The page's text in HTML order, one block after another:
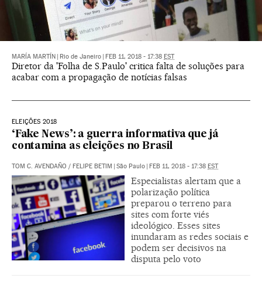
MARÍA MARTÍN Rio de Janeiro FEB 11, 2018 - 17:38 EST
Diretor da 'Folha de S.Paulo' critica falta de soluções para
acabar com a propagação de notícias falsas
ELEIÇÕES 2018
‘Fake News’: a guerra informativa que já
contamina as eleições no Brasil
TOM C. AVENDAÑO / FELIPE BETIM São Paulo FEB 11, 2018 - 17:38 EST
Especialistas alertam que a
polarização política
preparou o terreno para
sites com forte viés
ideológico. Esses sites
inundaram as redes sociais e
podem ser decisivos na
disputa pelo voto